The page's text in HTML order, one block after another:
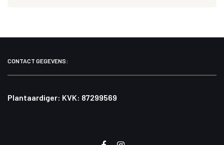
CONTACT GEGEVENS:
Plantaardiger: KVK: 87299569